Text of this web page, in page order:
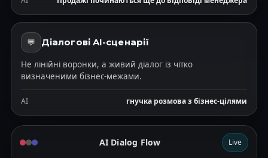
💬️ Діалогові AI-сценарії
Не лінійні воронки, а живий діалог із чітко
визначеними бізнес-межами.
AI гнучка розмова з бізнес-цілями
AI Dialog Flow Live